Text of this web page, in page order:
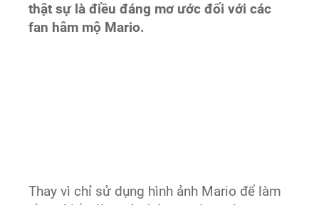
thật sự là điều đáng mơ ước đối với các
fan hâm mộ Mario.
Thay vì chỉ sử dụng hình ảnh Mario để làm